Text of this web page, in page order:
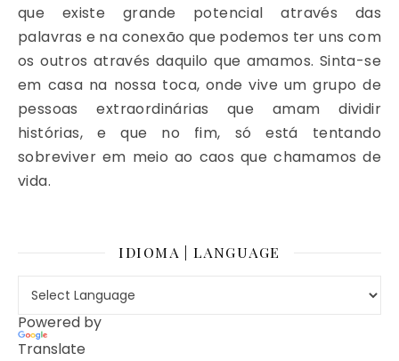
que existe grande potencial através das
palavras e na conexão que podemos ter uns com
os outros através daquilo que amamos. Sinta-se
em casa na nossa toca, onde vive um grupo de
pessoas extraordinárias que amam dividir
histórias, e que no fim, só está tentando
sobreviver em meio ao caos que chamamos de
vida.
IDIOMA | LANGUAGE
Powered by
Translate